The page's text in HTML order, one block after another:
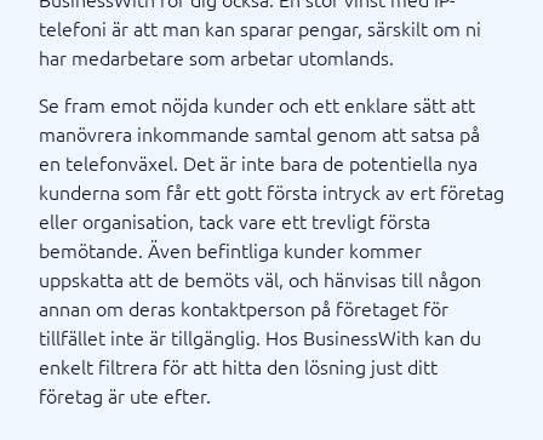
telefoni är att man kan sparar pengar, särskilt om ni
har medarbetare som arbetar utomlands.
Se fram emot nöjda kunder och ett enklare sätt att
manövrera inkommande samtal genom att satsa på
en telefonväxel. Det är inte bara de potentiella nya
kunderna som får ett gott första intryck av ert företag
eller organisation, tack vare ett trevligt första
bemötande. Även befintliga kunder kommer
uppskatta att de bemöts väl, och hänvisas till någon
annan om deras kontaktperson på företaget för
tillfället inte är tillgänglig. Hos BusinessWith kan du
enkelt filtrera för att hitta den lösning just ditt
företag är ute efter.